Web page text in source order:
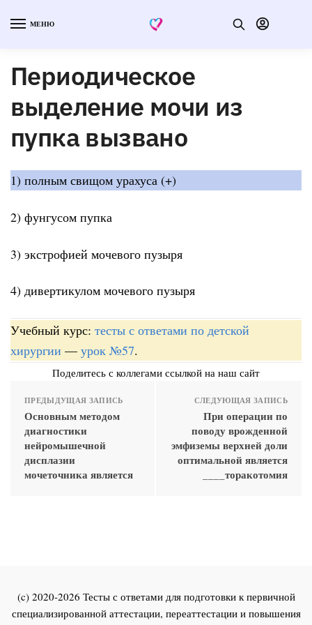
МЕНЮ
Периодическое
выделение мочи из
пупка вызвано
1) полным свищом урахуса (+)
2) фунгусом пупка
3) экстрофией мочевого пузыря
4) дивертикулом мочевого пузыря
Учебный курс: тесты с ответами по детской
хирургии — урок №57.
Поделитесь с коллегами ссылкой на наш сайт
ПРЕДЫДУЩАЯ ЗАПИСЬ
Основным методом
диагностики
нейромышечной
дисплазии
мочеточника является
СЛЕДУЮЩАЯ ЗАПИСЬ
При операции по
поводу врожденной
эмфиземы верхней доли
оптимальной является
____торакотомия
(c) 2020-2026 Тесты с ответами для подготовки к первичной
специализированной аттестации, переаттестации и повышения